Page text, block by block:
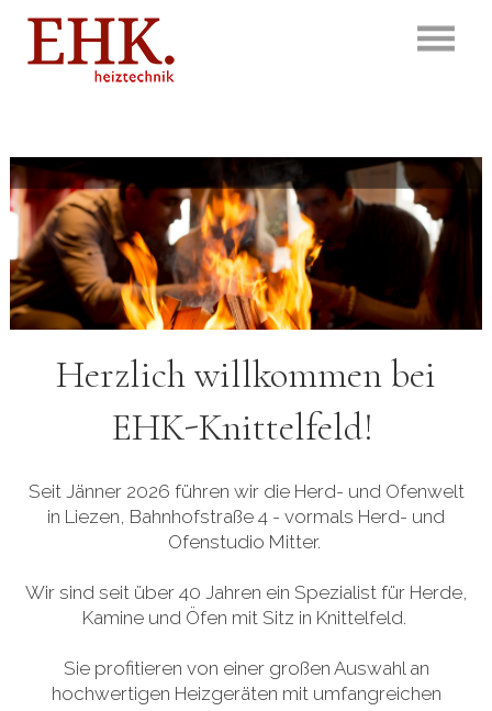
Herzlich willkommen bei
EHK-Knittelfeld!
Seit Jänner 2026 führen wir die Herd- und Ofenwelt
in Liezen, Bahnhofstraße 4 - vormals Herd- und
Ofenstudio Mitter.
Wir sind seit über 40 Jahren ein Spezialist für Herde,
Kamine und Öfen mit Sitz in Knittelfeld.
Sie profitieren von einer großen Auswahl an
hochwertigen Heizgeräten mit umfangreichen